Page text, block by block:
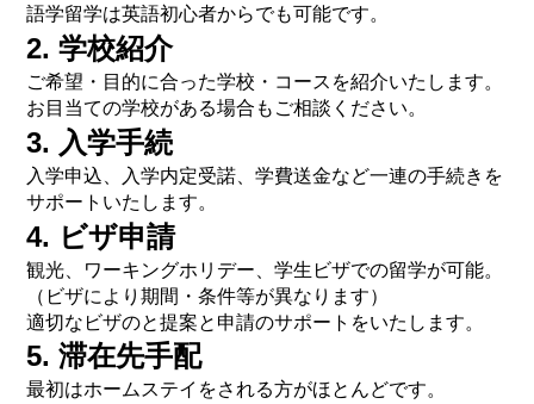
語学留学は英語初心者からでも可能です。
2. 学校紹介
ご希望・目的に合った学校・コースを紹介いたします。
お目当ての学校がある場合もご相談ください。
3. 入学手続
入学申込、入学内定受諾、学費送金など一連の手続きを
サポートいたします。
4. ビザ申請
観光、ワーキングホリデー、学生ビザでの留学が可能。
（ビザにより期間・条件等が異なります）
適切なビザのと提案と申請のサポートをいたします。
5. 滞在先手配
最初はホームステイをされる方がほとんどです。